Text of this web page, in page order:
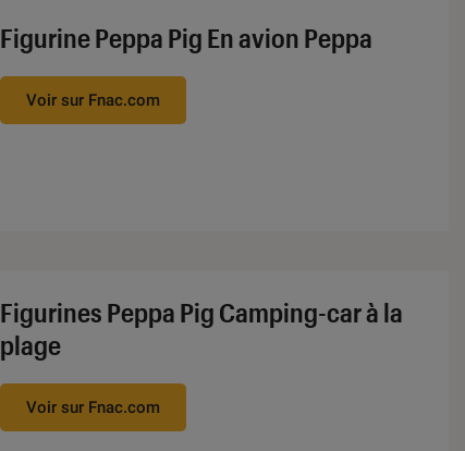
Figurine Peppa Pig En avion Peppa
Voir sur Fnac.com
Figurines Peppa Pig Camping-car à la
plage
Voir sur Fnac.com